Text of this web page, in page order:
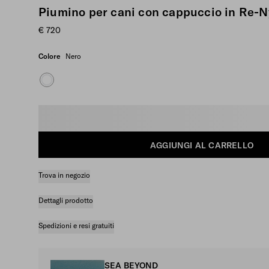
Piumino per cani con cappuccio in Re-
€ 720
Colore Nero
AGGIUNGI AL CARRELLO
Trova in negozio
Dettagli prodotto
Spedizioni e resi gratuiti
SEA BEYOND